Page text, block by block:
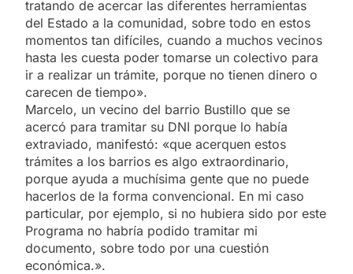
tratando de acercar las diferentes herramientas
del Estado a la comunidad, sobre todo en estos
momentos tan difíciles, cuando a muchos vecinos
hasta les cuesta poder tomarse un colectivo para
ir a realizar un trámite, porque no tienen dinero o
carecen de tiempo».
Marcelo, un vecino del barrio Bustillo que se
acercó para tramitar su DNI porque lo había
extraviado, manifestó: «que acerquen estos
trámites a los barrios es algo extraordinario,
porque ayuda a muchísima gente que no puede
hacerlos de la forma convencional. En mi caso
particular, por ejemplo, si no hubiera sido por este
Programa no habría podido tramitar mi
documento, sobre todo por una cuestión
económica.».